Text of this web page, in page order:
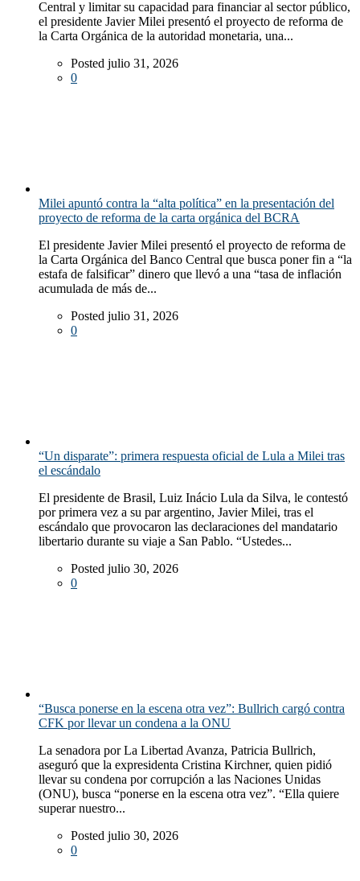
Central y limitar su capacidad para financiar al sector público,
el presidente Javier Milei presentó el proyecto de reforma de
la Carta Orgánica de la autoridad monetaria, una...
Posted julio 31, 2026
0
Milei apuntó contra la “alta política” en la presentación del
proyecto de reforma de la carta orgánica del BCRA
El presidente Javier Milei presentó el proyecto de reforma de
la Carta Orgánica del Banco Central que busca poner fin a “la
estafa de falsificar” dinero que llevó a una “tasa de inflación
acumulada de más de...
Posted julio 31, 2026
0
“Un disparate”: primera respuesta oficial de Lula a Milei tras
el escándalo
El presidente de Brasil, Luiz Inácio Lula da Silva, le contestó
por primera vez a su par argentino, Javier Milei, tras el
escándalo que provocaron las declaraciones del mandatario
libertario durante su viaje a San Pablo. “Ustedes...
Posted julio 30, 2026
0
“Busca ponerse en la escena otra vez”: Bullrich cargó contra
CFK por llevar un condena a la ONU
La senadora por La Libertad Avanza, Patricia Bullrich,
aseguró que la expresidenta Cristina Kirchner, quien pidió
llevar su condena por corrupción a las Naciones Unidas
(ONU), busca “ponerse en la escena otra vez”. “Ella quiere
superar nuestro...
Posted julio 30, 2026
0